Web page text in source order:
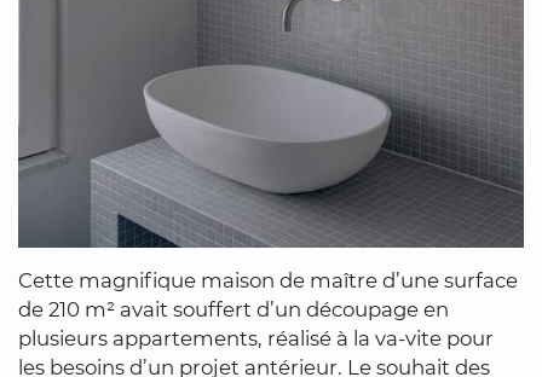
Cette magnifique maison de maître d’une surface
de 210 m² avait souffert d’un découpage en
plusieurs appartements, réalisé à la va-vite pour
les besoins d’un projet antérieur. Le souhait des